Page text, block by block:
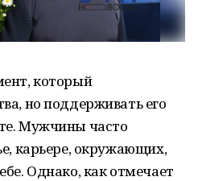
который
но поддерживать его
Мужчины часто
карьере, окружающих,
Однако, как отмечает